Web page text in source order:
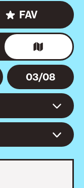
03/08
FAV